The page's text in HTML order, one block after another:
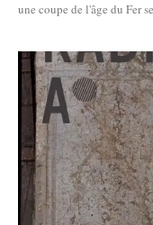
une coupe de l'âge du Fer